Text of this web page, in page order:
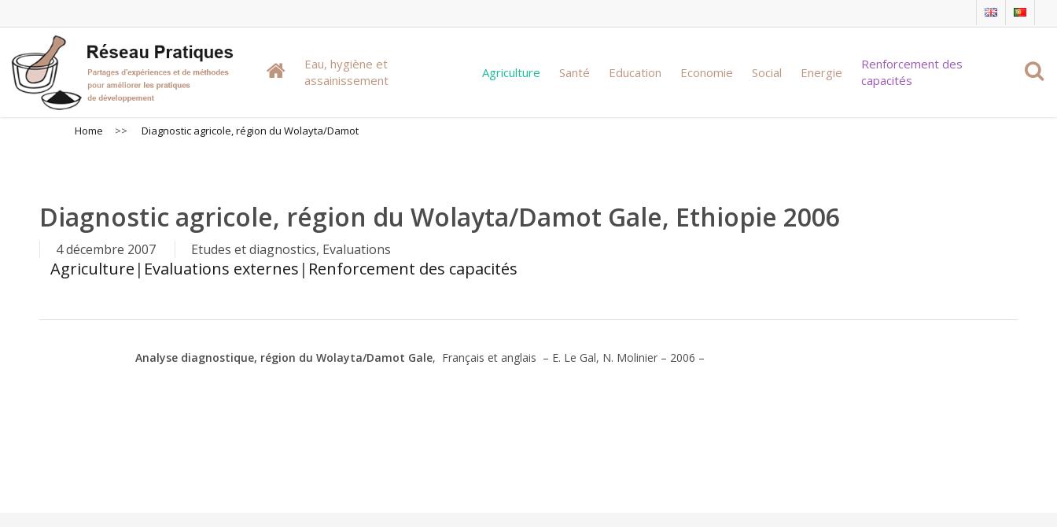
to
main
content
Eau, hygiène et
assainissement
Agriculture Santé Education Economie Social Energie
Renforcement des
capacités
Home >> Diagnostic agricole, région du Wolayta/Damot
Diagnostic agricole, région du Wolayta/Damot Gale, Ethiopie 2006
4 décembre 2007 Etudes et diagnostics, Evaluations
Agriculture | Evaluations externes | Renforcement des capacités
Analyse diagnostique, région du Wolayta/Damot Gale, Français et anglais – E. Le Gal, N. Molinier – 2006 –